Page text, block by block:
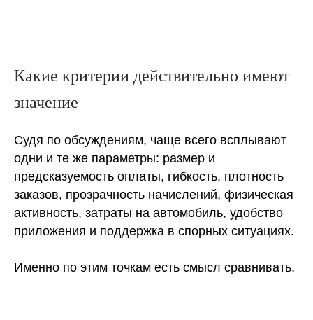
Какие критерии действительно имеют
значение
Судя по обсуждениям, чаще всего всплывают
одни и те же параметры: размер и
предсказуемость оплаты, гибкость, плотность
заказов, прозрачность начислений, физическая
активность, затраты на автомобиль, удобство
приложения и поддержка в спорных ситуациях.
Именно по этим точкам есть смысл сравнивать.